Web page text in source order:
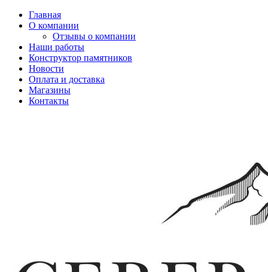
Главная
О компании
Отзывы о компании
Наши работы
Конструктор памятников
Новости
Оплата и доставка
Магазины
Контакты